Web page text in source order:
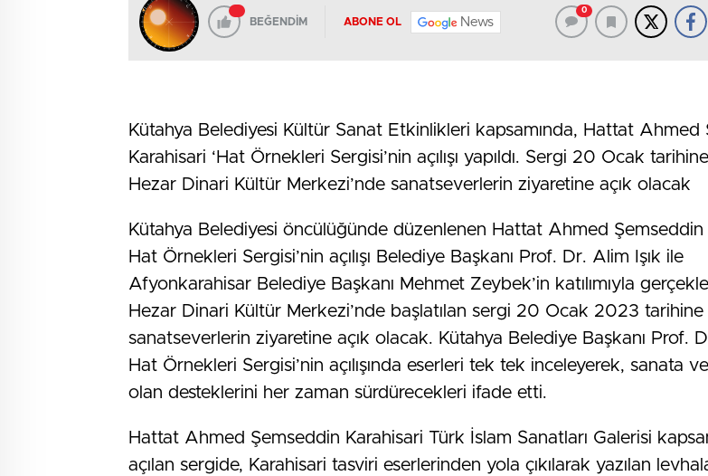
BEĞENDİM ABONE OL News
0
Kütahya Belediyesi Kültür Sanat Etkinlikleri kapsamında, Hattat Ahmed
Karahisari ‘Hat Örnekleri Sergisi’nin açılışı yapıldı. Sergi 20 Ocak
Hezar Dinari Kültür Merkezi’nde sanatseverlerin ziyaretine açık olacak
Kütahya Belediyesi öncülüğünde düzenlenen Hattat Ahmed Şemseddin
Hat Örnekleri Sergisi’nin açılışı Belediye Başkanı Prof. Dr. Alim Işık ile
Afyonkarahisar Belediye Başkanı Mehmet Zeybek’in katılımıyla
Hezar Dinari Kültür Merkezi’nde başlatılan sergi 20 Ocak 2023
sanatseverlerin ziyaretine açık olacak. Kütahya Belediye Başkanı Prof.
Hat Örnekleri Sergisi’nin açılışında eserleri tek tek inceleyerek, sanata
olan desteklerini her zaman sürdürecekleri ifade etti.
Hattat Ahmed Şemseddin Karahisari Türk İslam Sanatları Galerisi
açılan sergide, Karahisari tasviri eserlerinden yola çıkılarak yazılan